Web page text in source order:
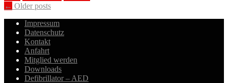
Posts
navigation
← Older posts
Impressum
Datenschutz
Kontakt
Anfahrt
Mitglied werden
Downloads
Defibrillator – AED